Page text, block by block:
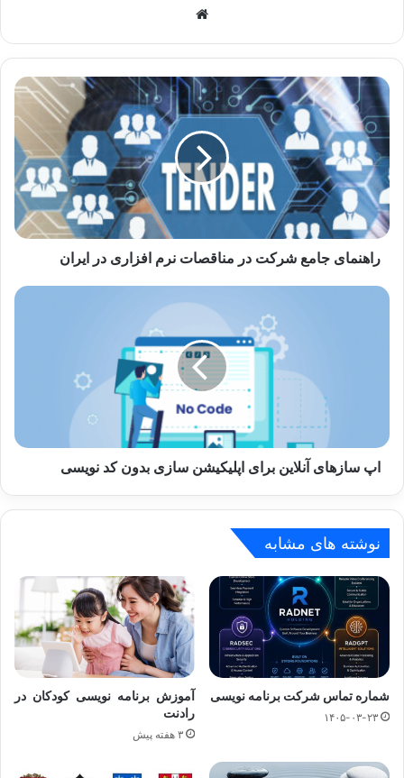
راهنمای
جامع
شرکت
در
مناقصات
نرم‌
افزاری
در
ایران
راهنمای جامع شرکت در مناقصات نرم‌ افزاری در ایران
اپ
نویسی
اپ سازهای آنلاین برای اپلیکیشن سازی بدون کد نویسی
نوشته های مشابه
شماره تماس شرکت برنامه نویسی
۱۴۰۵-۰۳-۲۳
آموزش برنامه نویسی کودکان در
رادنت
۳ هفته پیش